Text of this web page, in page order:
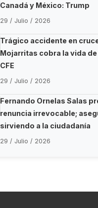
Canadá y México: Trump
29 / Julio / 2026
Trágico accidente en
Mojarritas cobra la vida
CFE
29 / Julio / 2026
Fernando Ornelas Salas
renuncia irrevocable;
sirviendo a la ciudadanía
29 / Julio / 2026